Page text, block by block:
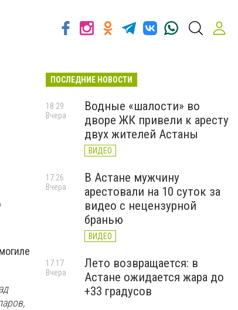
ПОСЛЕДНИЕ НОВОСТИ
Водные «шалости» во
дворе ЖК привели к аресту
двух жителей Астаны
ВИДЕО
18:29
Вчера
В Астане мужчину
арестовали на 10 суток за
видео с нецензурной
бранью
ВИДЕО
17:26
Вчера
Лето возвращается: в
Астане ожидается жара до
+33 градусов
17:17
Вчера